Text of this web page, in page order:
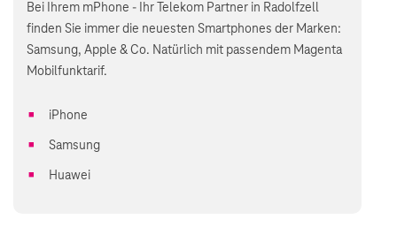
Bei Ihrem mPhone - Ihr Telekom Partner in Radolfzell
finden Sie immer die neuesten Smartphones der Marken:
Samsung, Apple & Co. Natürlich mit passendem Magenta
Mobilfunktarif.
iPhone
Samsung
Huawei